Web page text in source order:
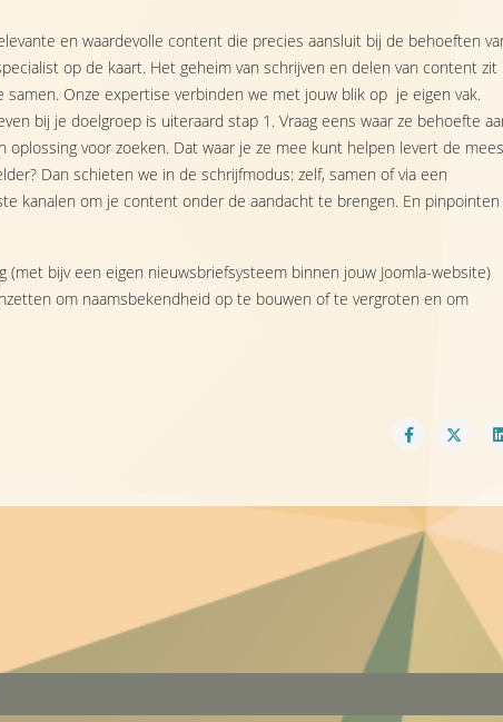
en waardevolle content die precies aansluit bij de behoeften
op de kaart. Het geheim van schrijven en delen van content zit
samen. Onze expertise verbinden we met jouw blik op je eigen vak.
bij je doelgroep is uiteraard stap 1. Vraag eens waar ze behoefte
oplossing voor zoeken. Dat waar je ze mee kunt helpen levert de
Dan schieten we in de schrijfmodus: zelf, samen of via een
kanalen om je content onder de aandacht te brengen. En pinpointen
(met bijv een eigen nieuwsbriefsysteem binnen jouw Joomla-website)
om naamsbekendheid op te bouwen of te vergroten en om